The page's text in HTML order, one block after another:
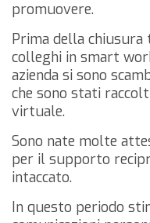
promuovere.
Prima della
colleghi in smart
azienda si sono
che sono stati
virtuale.
Sono nate molte
per il supporto
intaccato.
In questo periodo